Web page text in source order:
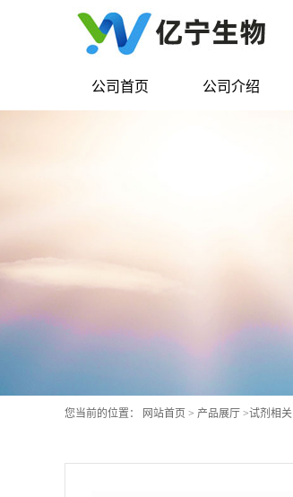
公司首页 公司介绍
您当前的位置： 网站首页 > 产品展厅 >试剂相关